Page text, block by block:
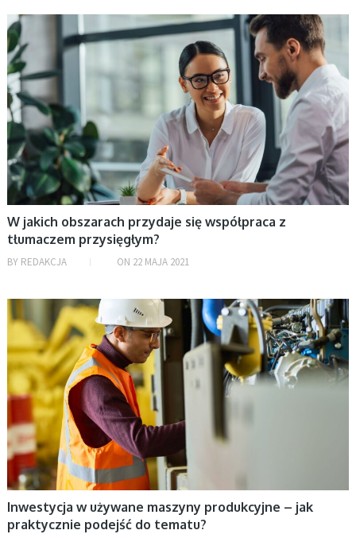
BIZNES
W jakich obszarach przydaje się współpraca z
tłumaczem przysięgłym?
BY REDAKCJA ON 22 MAJA 2021
BEZ KATEGORII
Inwestycja w używane maszyny produkcyjne – jak
praktycznie podejść do tematu?